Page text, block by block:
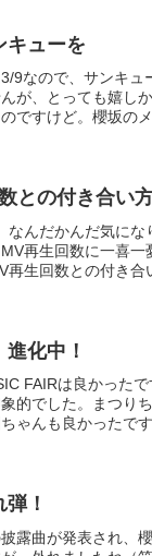
キューを
9なので、サンキ
が、とっても嬉し
ですけど。櫻坂の
との付き合い
なんだかんだ気に
MV再生回数に一喜
再生回数との付き合
化中！
FAIRは良かった
的でした。まつり
ゃんも良かったで
！
露曲が発表され、